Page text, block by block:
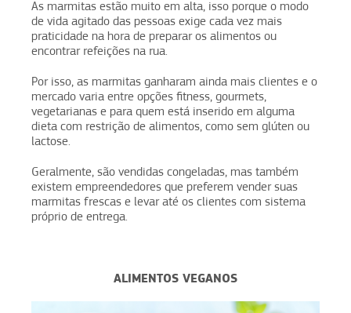
As marmitas estão muito em alta, isso porque o modo
de vida agitado das pessoas exige cada vez mais
praticidade na hora de preparar os alimentos ou
encontrar refeições na rua.
Por isso, as marmitas ganharam ainda mais clientes e o
mercado varia entre opções fitness, gourmets,
vegetarianas e para quem está inserido em alguma
dieta com restrição de alimentos, como sem glúten ou
lactose.
Geralmente, são vendidas congeladas, mas também
existem empreendedores que preferem vender suas
marmitas frescas e levar até os clientes com sistema
próprio de entrega.
ALIMENTOS VEGANOS